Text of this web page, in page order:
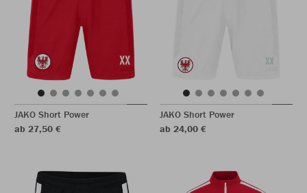
JAKO Short Power
ab 27,50 €
JAKO Short Power
ab 24,00 €